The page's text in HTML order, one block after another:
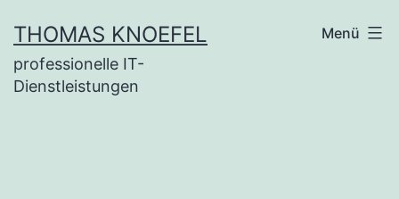
Inhalt
springen
THOMAS KNOEFEL
professionelle IT-
Dienstleistungen
Menü